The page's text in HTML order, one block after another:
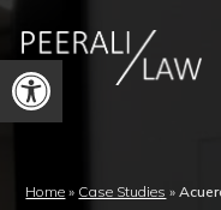
Home » Case Studies »
Abrir
barra
herramientas